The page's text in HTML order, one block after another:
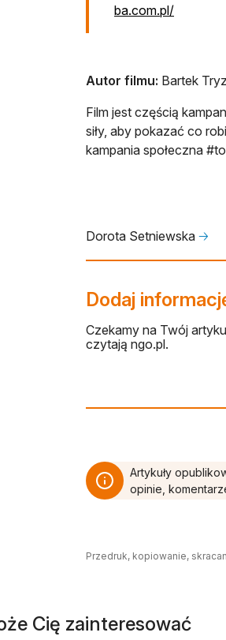
ba.com.pl/otwiera
Autor filmu: Bartek
Film jest częścią
siły, aby pokazać co
kampania społeczna
Dorota Setniewska 🡢
Dodaj
Czekamy na Twój
czytają ngo.pl.
Artykuły
opinie,
Przedruk, kopiowanie,
Cię zainteresować